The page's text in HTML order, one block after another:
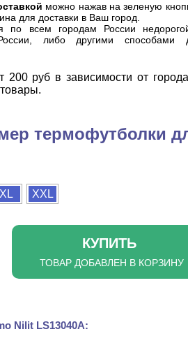
можно нажав на зеленую
для доставки в Ваш город.
по всем городам России
либо другими способами
200 руб в зависимости от
термофутболки
XL XXL
КУПИТЬ
ТОВАР ДОБАВЛЕН В КОРЗИНУ
Nilit LS13040A: